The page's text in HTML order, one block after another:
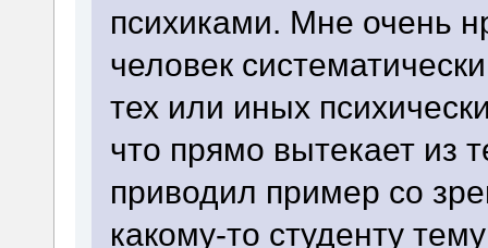
психиками. Мне очень
человек
тех или иных
что прямо вытекает из
приводил пример со
какому-то студенту